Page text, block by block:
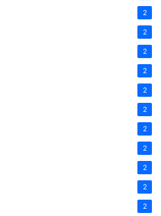
2
2
2
2
2
2
2
2
2
2
2